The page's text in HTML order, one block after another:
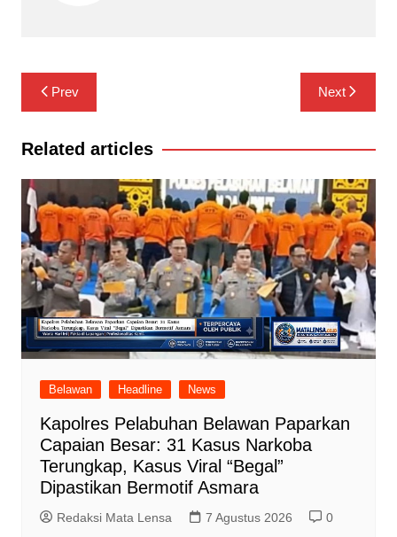
Navigasi
pos
Prev Next
Related articles
Belawan Headline News
Kapolres Pelabuhan Belawan Paparkan
Capaian Besar: 31 Kasus Narkoba
Terungkap, Kasus Viral “Begal”
Dipastikan Bermotif Asmara
Redaksi Mata Lensa 7 Agustus 2026 0